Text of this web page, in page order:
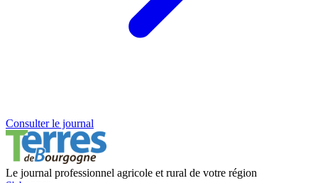
Consulter le journal
Le journal professionnel agricole et rural de votre région